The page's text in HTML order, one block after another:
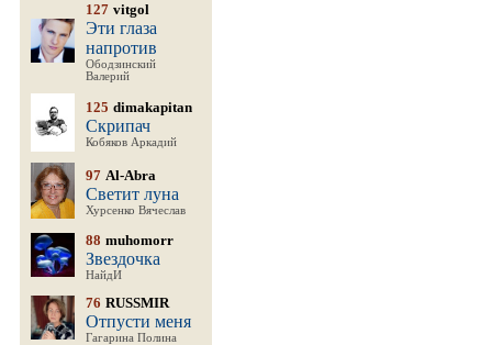
127 vitgol
Эти глаза
напротив
Ободзинский
Валерий
125 dimakapitan
Скрипач
Кобяков Аркадий
97 Al-Abra
Светит луна
Хурсенко Вячеслав
88 muhomorr
Звездочка
НайдИ
76 RUSSMIR
Отпусти меня
Гагарина Полина